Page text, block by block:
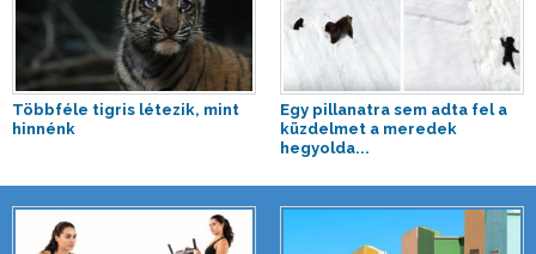
Többféle tigris létezik, mint
hinnénk
Egy pillanatra sem adta fel a
küzdelmet a meredek
hegyolda...